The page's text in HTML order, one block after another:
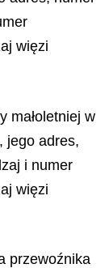
więzi
małoletniej w
jego adres,
i numer
więzi
przewoźnika